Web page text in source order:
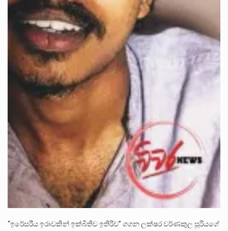
“ඉරේසරීය ඉරාවකින් ඉක්බිතිව ඉතිරිව” ගගන ලක්ෂර වර්ණකුල සූරියගේ